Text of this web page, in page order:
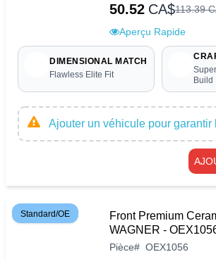
50.52 CA$113.39
Aperçu Rapide
DIMENSIONAL MATCH
Flawless Elite Fit
Build
Ajouter un véhicule pour garantir
Standard/OE
Front Premium
WAGNER -
Pièce# OEX1056